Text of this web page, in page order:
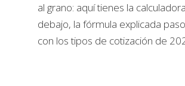
al grano: aquí tienes la
debajo, la fórmula explicada
con los tipos de cotización de